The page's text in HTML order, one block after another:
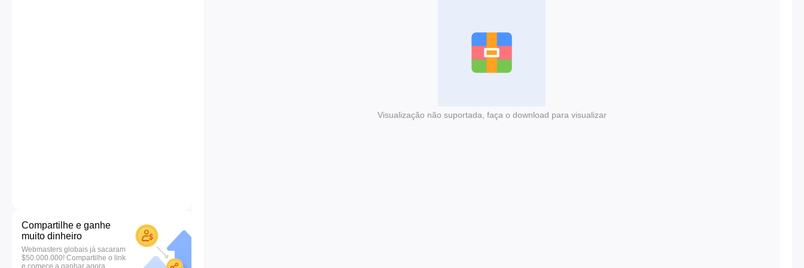
Compartilhe e ganhe
muito dinheiro
Webmasters globais já sacaram
$50.000.000! Compartilhe o link
e comece a ganhar agora.
Visualização não suportada, faça o download para visualizar